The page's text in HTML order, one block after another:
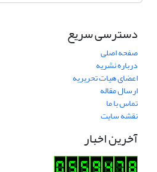
دسترسی سریع
صفحه اصلی
درباره نشریه
اعضای هیات تحریریه
ارسال مقاله
تماس با ما
نقشه سایت
آخرین اخبار